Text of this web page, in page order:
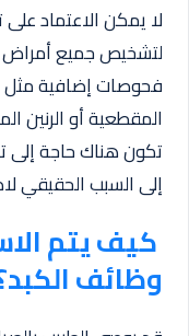
لا يمكن الاعتماد
لتشخيص جميع أمراض
فحوصات إضافية مثل
المقطعية أو الرنين
تكون هناك حاجة إلى
إلى السبب الحقيقي
كيف يتم
وظائف